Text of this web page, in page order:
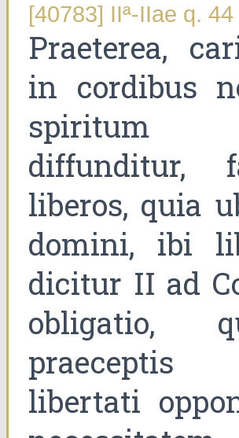
[40783] IIª-IIae q.
Praeterea,
in cordibus
spiritum
diffunditur,
liberos, quia
domini, ibi
dicitur II ad
obligatio,
praeceptis
libertati